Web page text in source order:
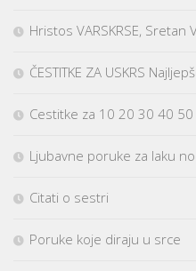
Hristos VARSKRSE, Sretan
ČESTITKE ZA USKRS
Cestitke za 10 20 30 40
Ljubavne poruke za laku
Citati o sestri
Poruke koje diraju u srce